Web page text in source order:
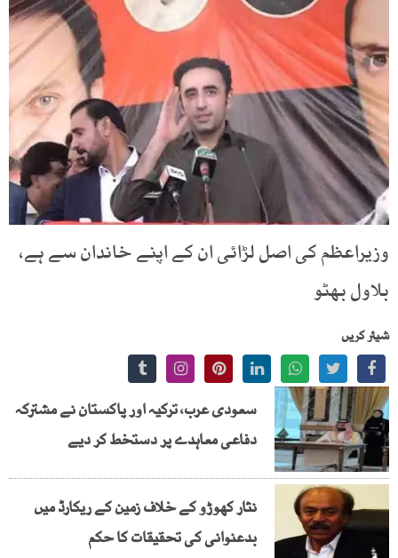
وزیراعظم کی اصل لڑائی ان کے اپنے خاندان سے ہے،
بلاول بھٹو
شیئر کریں
سعودی عرب، ترکیہ اور پاکستان نے مشترکہ
دفاعی معاہدے پر دستخط کر دیے
نثار کھوڑو کے خلاف زمین کے ریکارڈ میں
بدعنوانی کی تحقیقات کا حکم